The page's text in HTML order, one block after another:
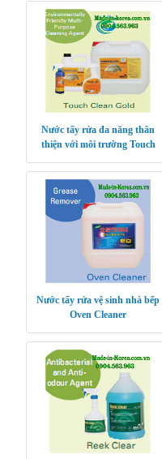
Nước tẩy rửa đa năng thân
thiện với môi trường Touch
Quốc
Nước tẩy rửa vệ sinh nhà bếp
Oven Cleaner